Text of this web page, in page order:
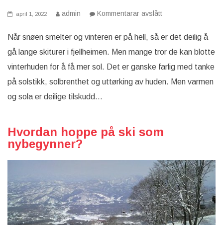
april 1, 2022 admin Kommentarar avslåttpå
for
siste
Når snøen smelter og vinteren er på hell, så er det deilig å
gå lange skiturer i fjellheimen. Men mange tror de kan blotte
vinterhuden for å få mer sol. Det er ganske farlig med tanke
på solstikk, solbrenthet og uttørking av huden. Men varmen
og sola er deilige tilskudd…
Hvordan hoppe på ski som
nybegynner?